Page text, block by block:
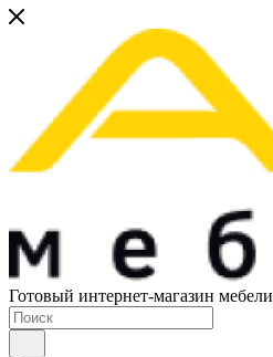
Готовый интернет-магазин мебели